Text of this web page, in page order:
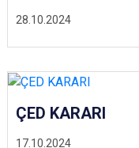
28.10.2024
17.10.2024
ÇED KARARI